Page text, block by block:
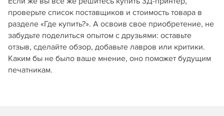
проверьте список поставщиков и стоимость товара в
разделе «Где купить?». А освоив свое приобретение, не
забудьте поделиться опытом с друзьями: оставьте
отзыв, сделайте обзор, добавьте лавров или критики.
Каким бы не было ваше мнение, оно поможет будущим
печатникам.